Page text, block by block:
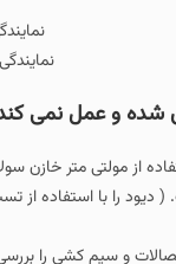
شده و عمل نمی
از مولتی متر خازن
دیود را با استفاده
و سیم کشی را بررسی